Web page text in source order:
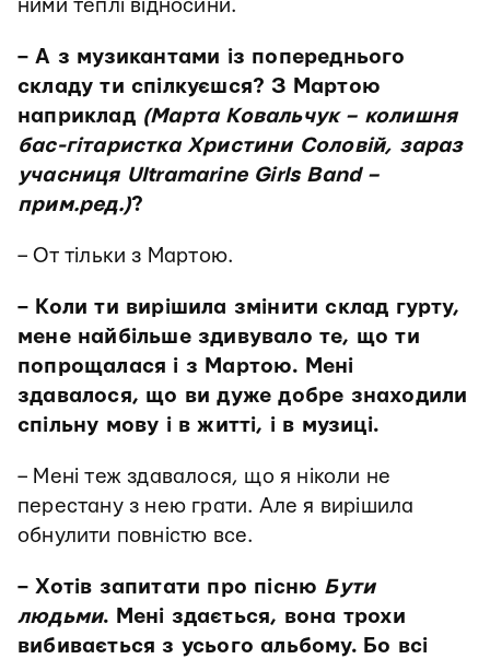
ними теплі відносини.
– А з музикантами із попереднього
складу ти спілкуєшся? З Мартою
наприклад (Марта Ковальчук – колишня
бас-гітаристка Христини Соловій, зараз
учасниця Ultramarine Girls Band –
прим.ред.)?
– От тільки з Мартою.
– Коли ти вирішила змінити склад гурту,
мене найбільше здивувало те, що ти
попрощалася і з Мартою. Мені
здавалося, що ви дуже добре знаходили
спільну мову і в житті, і в музиці.
– Мені теж здавалося, що я ніколи не
перестану з нею грати. Але я вирішила
обнулити повністю все.
– Хотів запитати про пісню Бути
людьми. Мені здається, вона трохи
вибивається з усього альбому. Бо всі